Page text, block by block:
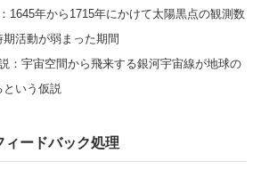
1645年から1715年にかけて太陽黒点の観測数
活動が弱まった期間
：宇宙空間から飛来する銀河宇宙線が地球の
いう仮説
ィードバック処理